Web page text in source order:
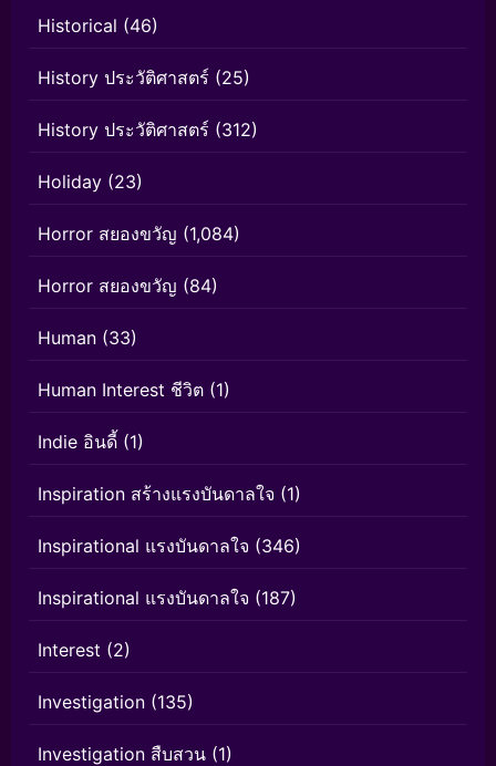
Historical (46)
History ประวัติศาสตร์ (25)
History ประวัติศาสตร์ (312)
Holiday (23)
Horror สยองขวัญ (1,084)
Horror สยองขวัญ (84)
Human (33)
Human Interest ชีวิต (1)
Indie อินดี้ (1)
Inspiration สร้างแรงบันดาลใจ (1)
Inspirational แรงบันดาลใจ (346)
Inspirational แรงบันดาลใจ (187)
Interest (2)
Investigation (135)
Investigation สืบสวน (1)